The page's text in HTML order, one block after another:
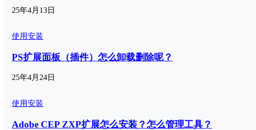
25年4月13日
使用安装
PS扩展面板（插件）怎么卸载删除呢？
25年4月24日
使用安装
Adobe CEP ZXP扩展怎么安装？怎么管理工具？